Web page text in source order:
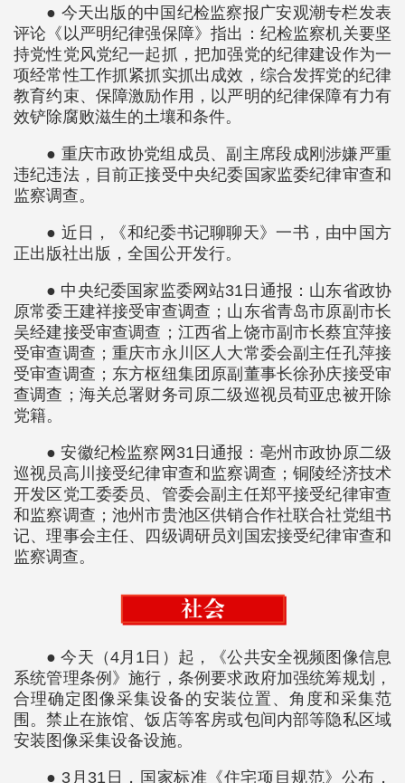
● 今天出版的中国纪检监察报广安观潮专栏发表
评论《以严明纪律强保障》指出：纪检监察机关要坚
持党性党风党纪一起抓，把加强党的纪律建设作为一
项经常性工作抓紧抓实抓出成效，综合发挥党的纪律
教育约束、保障激励作用，以严明的纪律保障有力有
效铲除腐败滋生的土壤和条件。
● 重庆市政协党组成员、副主席段成刚涉嫌严重
违纪违法，目前正接受中央纪委国家监委纪律审查和
监察调查。
● 近日，《和纪委书记聊聊天》一书，由中国方
正出版社出版，全国公开发行。
● 中央纪委国家监委网站31日通报：山东省政协
原常委王建祥接受审查调查；山东省青岛市原副市长
吴经建接受审查调查；江西省上饶市副市长蔡宜萍接
受审查调查；重庆市永川区人大常委会副主任孔萍接
受审查调查；东方枢纽集团原副董事长徐孙庆接受审
查调查；海关总署财务司原二级巡视员荀亚忠被开除
党籍。
● 安徽纪检监察网31日通报：亳州市政协原二级
巡视员高川接受纪律审查和监察调查；铜陵经济技术
开发区党工委委员、管委会副主任郑平接受纪律审查
和监察调查；池州市贵池区供销合作社联合社党组书
记、理事会主任、四级调研员刘国宏接受纪律审查和
监察调查。
● 今天（4月1日）起，《公共安全视频图像信息
系统管理条例》施行，条例要求政府加强统筹规划，
合理确定图像采集设备的安装位置、角度和采集范
围。禁止在旅馆、饭店等客房或包间内部等隐私区域
安装图像采集设备设施。
● 3月31日，国家标准《住宅项目规范》公布，